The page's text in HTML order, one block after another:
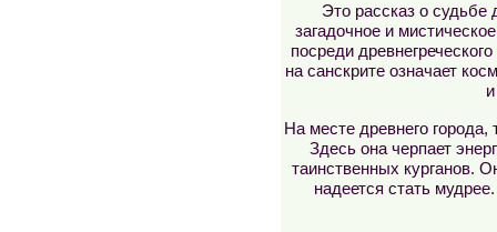
Это рассказ о судьбе
загадочное и
посреди
на санскрите означает
На месте древнего города,
Здесь она черпает
таинственных курганов.
надеется стать